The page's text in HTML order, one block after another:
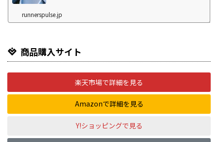
runnerspulse.jp
商品購入サイト
楽天市場で詳細を見る
Amazonで詳細を見る
Y!ショッピングで見る